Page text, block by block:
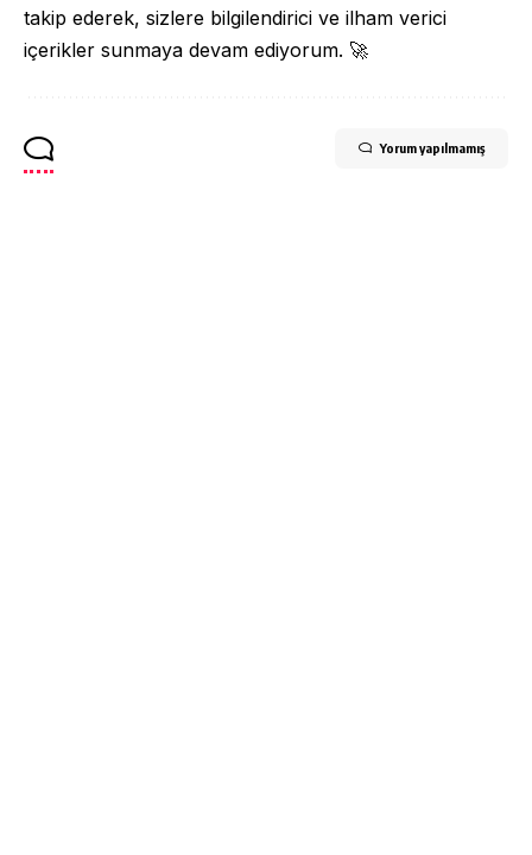
takip ederek, sizlere bilgilendirici ve ilham verici
içerikler sunmaya devam ediyorum. 🚀
Yorum yapılmamış